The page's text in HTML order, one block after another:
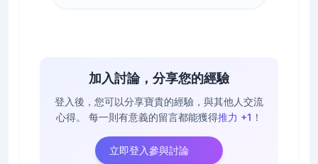
加入討論，分享您的經驗
登入後，您可以分享寶貴的經驗，與其他人交流
心得。
每一則有意義的留言都能獲得推力 +1 ！
立即登入參與討論